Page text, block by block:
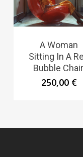
A Woman
Sitting In A
Bubble
250,00 €